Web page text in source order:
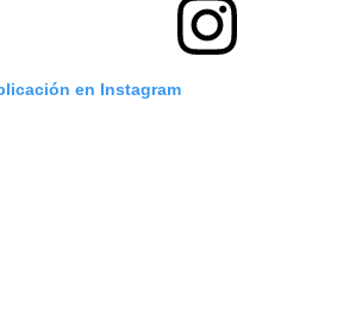
en Instagram